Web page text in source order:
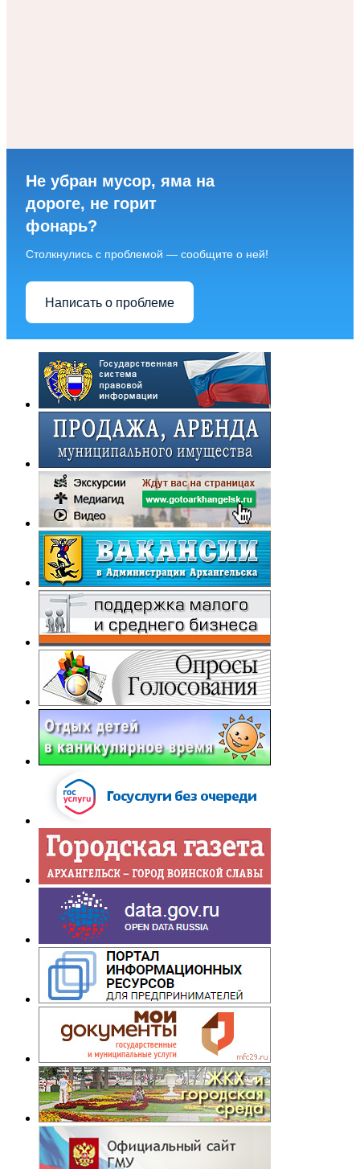
Не убран мусор, яма на
дороге, не горит
фонарь?
Столкнулись с проблемой — сообщите о ней!
Написать о проблеме